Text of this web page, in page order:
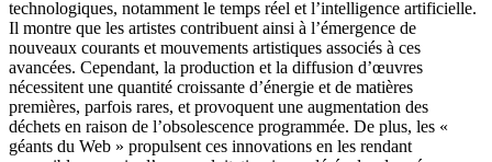
technologiques, notamment le temps réel et l’intelligence artificielle.
Il montre que les artistes contribuent ainsi à l’émergence de
nouveaux courants et mouvements artistiques associés à ces
avancées. Cependant, la production et la diffusion d’œuvres
nécessitent une quantité croissante d’énergie et de matières
premières, parfois rares, et provoquent une augmentation des
déchets en raison de l’obsolescence programmée. De plus, les «
géants du Web » propulsent ces innovations en les rendant